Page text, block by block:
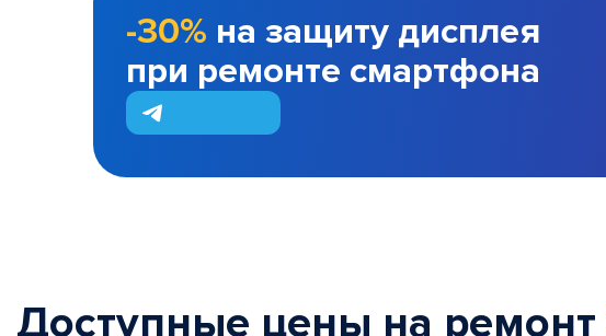
-30% на защиту дисплея
при ремонте смартфона
Доступные цены на ремонт